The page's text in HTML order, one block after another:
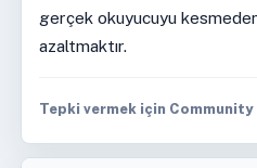
gerçek okuyucuyu kesmeden
azaltmaktır.
Tepki vermek için